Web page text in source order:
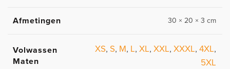
Afmetingen 30 × 20 × 3 cm
Volwassen
Maten
XS, S, M, L, XL, XXL, XXXL, 4XL,
5XL